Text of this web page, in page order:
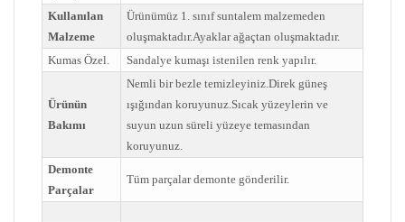
Kullanılan
Malzeme
Ürünümüz 1. sınıf suntalem malzemeden
oluşmaktadır.Ayaklar ağaçtan oluşmaktadır.
Kumas Özel.
Sandalye kumaşı istenilen renk yapılır.
Ürünün
Bakımı
Nemli bir bezle temizleyiniz.Direk güneş
ışığından koruyunuz.Sıcak yüzeylerin ve
suyun uzun süreli yüzeye temasından
koruyunuz.
Demonte
Parçalar
Tüm parçalar demonte gönderilir.